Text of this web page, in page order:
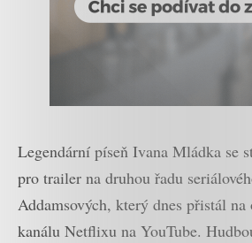
Legendární píseň Ivana Mládka se
pro trailer na druhou řadu
Addamsových, který dnes přistál
kanálu Netflixu na YouTube.